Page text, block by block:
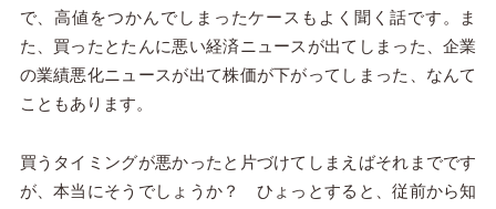
で、高値をつかんでしまったケースもよく聞く話です。ま
た、買ったとたんに悪い経済ニュースが出てしまった、企業
の業績悪化ニュースが出て株価が下がってしまった、なんて
こともあります。
買うタイミングが悪かったと片づけてしまえばそれまでです
が、本当にそうでしょうか？ ひょっとすると、従前から知